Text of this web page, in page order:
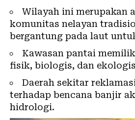
Wilayah ini merupakan
komunitas nelayan
bergantung pada laut
Kawasan pantai
fisik, biologis, dan
Daerah sekitar
terhadap bencana banjir
hidrologi.